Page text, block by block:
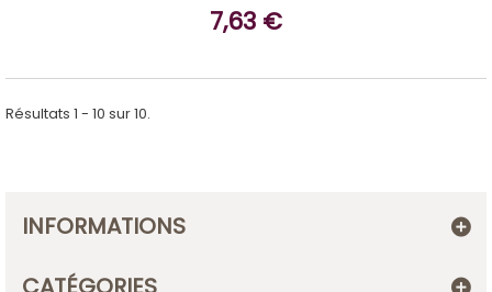
7,63 €
Résultats 1 - 10 sur 10.
INFORMATIONS